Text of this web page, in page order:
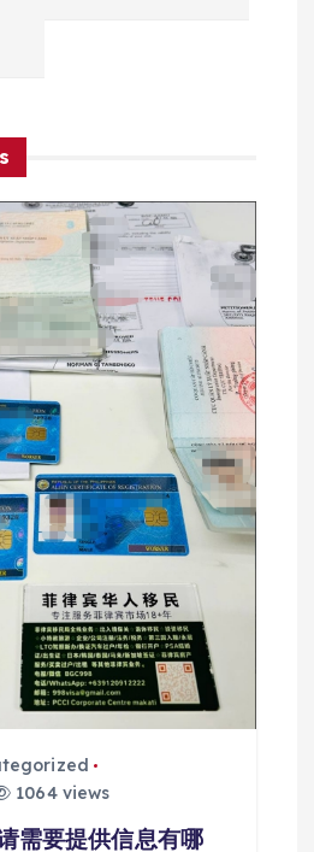
1064 views
需要提供信息有哪